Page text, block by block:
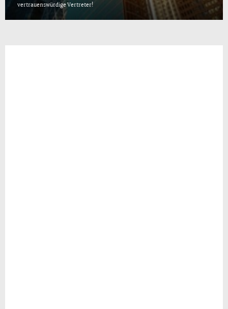
vertrauenswürdige Vertreter!